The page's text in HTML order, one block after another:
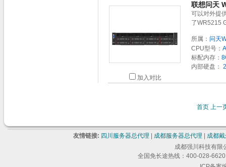
加入对比
联想问天
可以对外提
了WR5215
所属： 问天
CPU型号：
标配内存：
内部硬盘：
首页 上一
友情链接: 四川服务器总代理 成都服务器总代理
成都
成都强川科技有限
全国免长途热线：400-028-